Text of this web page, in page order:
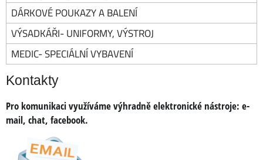
DÁRKOVÉ POUKAZY A BALENÍ
VÝSADKÁŘI- UNIFORMY, VÝSTROJ
MEDIC- SPECIÁLNÍ VYBAVENÍ
Kontakty
Pro komunikaci využíváme výhradně elektronické nástroje: e-
mail, chat, facebook.